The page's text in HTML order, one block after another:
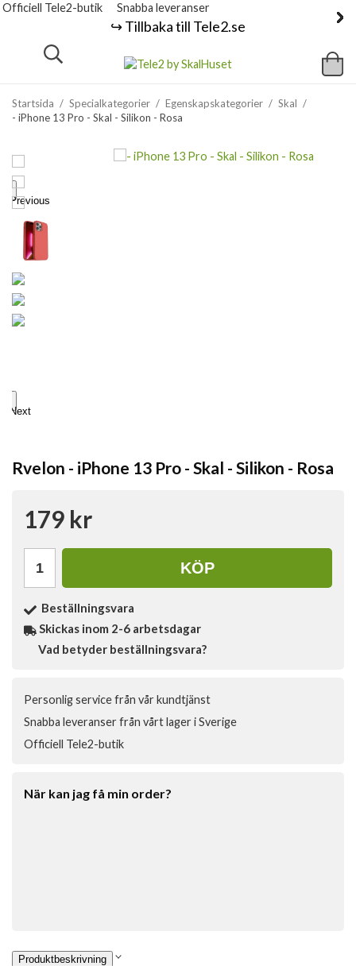
Officiell Tele2-butik Snabba leveranser
↪️ Tillbaka till Tele2.se
Startsida / Specialkategorier / Egenskapskategorier / Skal /
- iPhone 13 Pro - Skal - Silikon - Rosa
Previous
Next
Rvelon - iPhone 13 Pro - Skal - Silikon - Rosa
179 kr
KÖP
Beställningsvara
Skickas inom 2-6 arbetsdagar
Vad betyder beställningsvara?
Personlig service från vår kundtjänst
Snabba leveranser från vårt lager i Sverige
Officiell Tele2-butik
När kan jag få min order?
Produktbeskrivning